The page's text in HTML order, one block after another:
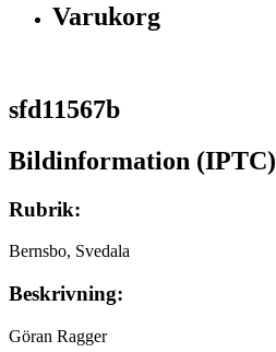
Varukorg
sfd11567b
Bildinformation (IPTC)
Rubrik:
Bernsbo, Svedala
Beskrivning:
Göran Ragger